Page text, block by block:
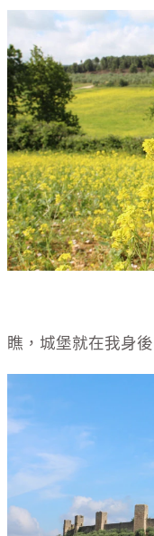
瞧，城堡就在我身後